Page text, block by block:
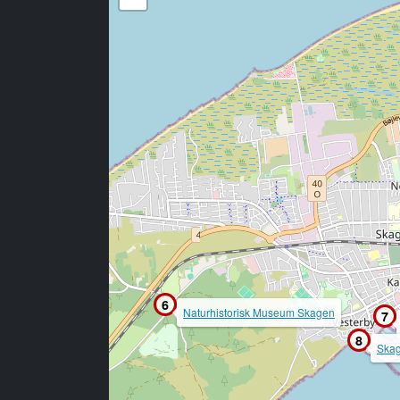
6
7
8
Naturhistorisk Museum Skagen